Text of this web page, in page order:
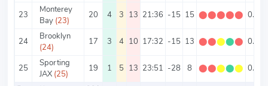
23
Monterey
Bay (23)
20 4 3 13 21:36 -15 15 ⬤⬤⬤⬤⬤ 0.75
24
Brooklyn
(24)
17 3 4 10 17:32 -15 13 ⬤⬤⬤⬤⬤ 0.76
25
Sporting
JAX (25)
19 1 5 13 23:51 -28 8 ⬤⬤⬤⬤⬤ 0.42